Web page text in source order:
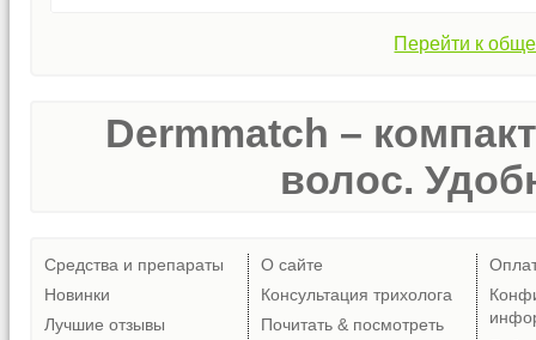
Перейти к
Dermmatch –
волос.
Средства и препараты
Новинки
Лучшие отзывы
О сайте
Консультация трихолога
Почитать & посмотреть